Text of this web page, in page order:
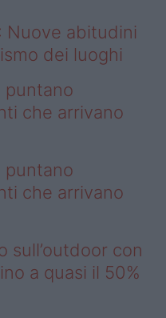
Nuove abitudini
dei luoghi
puntano
che arrivano
puntano
che arrivano
sull’outdoor con
a quasi il 50%